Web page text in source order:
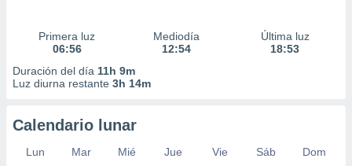
Primera luz
06:56
Mediodía
12:54
Última luz
18:53
Duración del día 11h 9m
Luz diurna restante 3h 14m
Calendario lunar
Lun Mar Mié Jue Vie Sáb
Dom